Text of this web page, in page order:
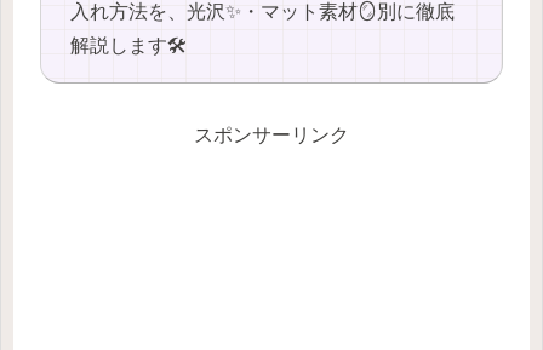
入れ方法を、光沢✨・マット素材🪞別に徹底
解説します🛠️
スポンサーリンク